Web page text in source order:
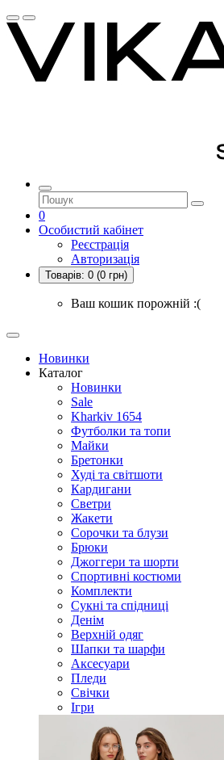
0
Особистий кабінет
Реєстрація
Авторизація
Товарів: 0 (0 грн)
Ваш кошик порожній :(
Новинки
Каталог
Новинки
Sale
Kharkiv 1654
Футболки та топи
Майки
Бретонки
Худі та світшоти
Кардигани
Светри
Жакети
Сорочки та блузи
Брюки
Джоггери та шорти
Спортивні костюми
Комплекти
Сукні та спідниці
Денім
Верхній одяг
Шапки та шарфи
Аксесуари
Пледи
Свічки
Ігри